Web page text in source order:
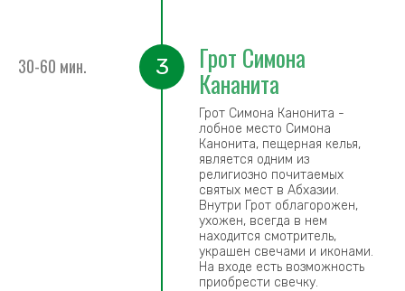
30-60 мин. 3 Грот Симона
Кананита
Грот Симона Канонита -
лобное место Симона
Канонита, пещерная келья,
является одним из
религиозно почитаемых
святых мест в Абхазии.
Внутри Грот облагорожен,
ухожен, всегда в нем
находится смотритель,
украшен свечами и иконами.
На входе есть возможность
приобрести свечку.